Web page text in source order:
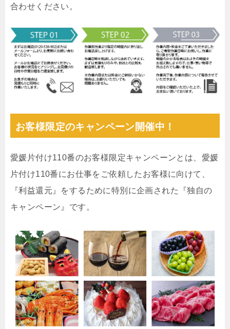
合わせください。
お客様限定のキャンペーン開催中！
愛媛片付け110番のお客様限定キャンペーンとは、愛媛
片付け110番にお仕事をご依頼したお客様に向けて、
『利益還元』をするために特別に企画された『独自の
キャンペーン』です。